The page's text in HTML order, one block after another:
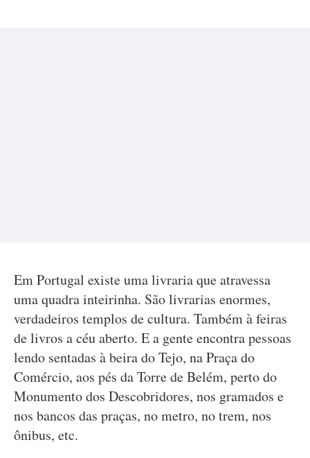
Em Portugal existe uma livraria que atravessa
uma quadra inteirinha. São livrarias enormes,
verdadeiros templos de cultura. Também à feiras
de livros a céu aberto. E a gente encontra pessoas
lendo sentadas à beira do Tejo, na Praça do
Comércio, aos pés da Torre de Belém, perto do
Monumento dos Descobridores, nos gramados e
nos bancos das praças, no metro, no trem, nos
ônibus, etc.